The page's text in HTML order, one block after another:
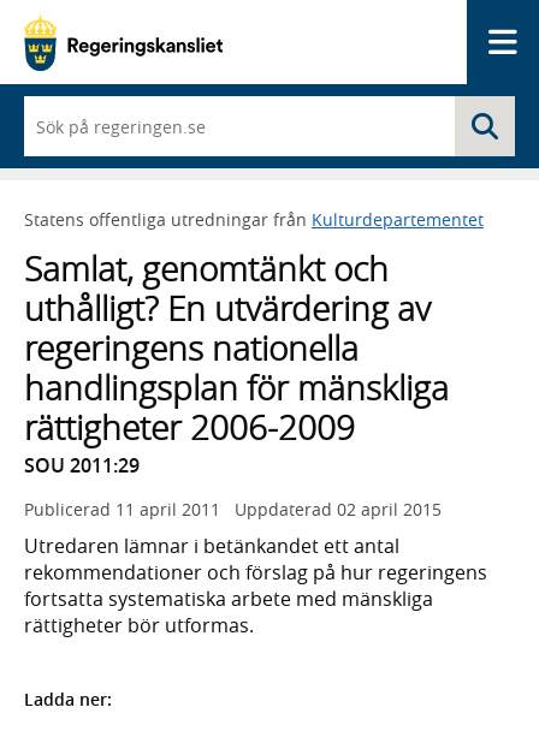
du
börjar
skriva
framträder
lista
med
sökförslag
Statens offentliga utredningar från Kulturdepartementet
Samlat, genomtänkt och
uthålligt? En utvärdering av
regeringens nationella
handlingsplan för mänskliga
rättigheter 2006-2009
SOU 2011:29
Publicerad 11 april 2011 Uppdaterad 02 april 2015
Utredaren lämnar i betänkandet ett antal
rekommendationer och förslag på hur regeringens
fortsatta systematiska arbete med mänskliga
rättigheter bör utformas.
Ladda ner: